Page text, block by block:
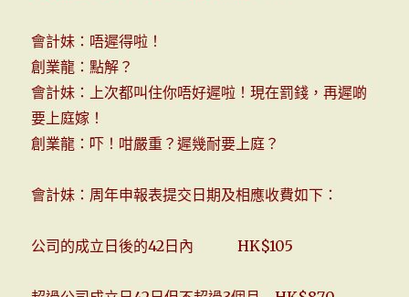
會計妹：唔遲得啦！
創業龍：點解？
會計妹：上次都叫住你唔好遲啦！現在罰錢，再遲啲
要上庭嫁！
創業龍：吓！咁嚴重？遲幾耐要上庭？
會計妹：周年申報表提交日期及相應收費如下：
公司的成立日後的42日內 HK$105